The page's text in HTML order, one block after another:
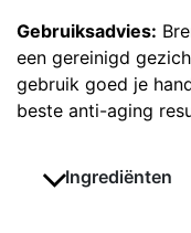
Gebruiksadvies:
een gereinigd
gebruik goed je
beste anti-aging
Ingrediënten